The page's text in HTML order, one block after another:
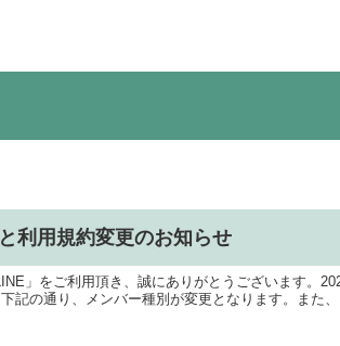
利用規約変更のお知らせ
」をご利用頂き、誠にありがとうございます。
記の通り、メンバー種別が変更となります。また